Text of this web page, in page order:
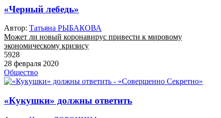
«Черный лебедь»
Автор: Татьяна РЫБАКОВА
Может ли новый коронавирус привести к мировому
экономическому кризису
5928
28 февраля 2020
Общество
«Кукушки» должны ответить